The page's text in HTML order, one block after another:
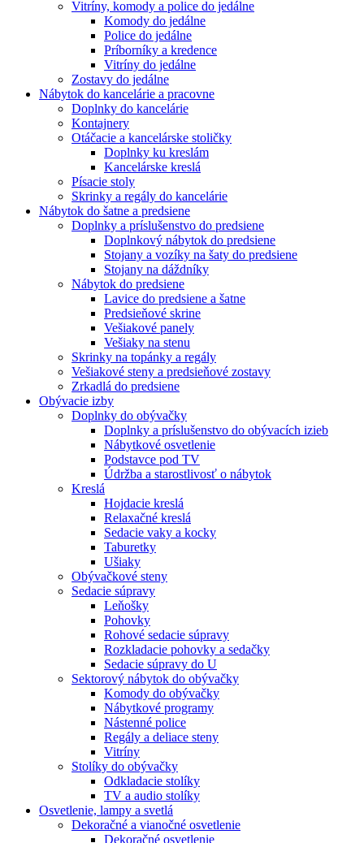
Vitríny, komody a police do jedálne
Komody do jedálne
Police do jedálne
Príborníky a kredence
Vitríny do jedálne
Zostavy do jedálne
Nábytok do kancelárie a pracovne
Doplnky do kancelárie
Kontajnery
Otáčacie a kancelárske stoličky
Doplnky ku kreslám
Kancelárske kreslá
Písacie stoly
Skrinky a regály do kancelárie
Nábytok do šatne a predsiene
Doplnky a príslušenstvo do predsiene
Doplnkový nábytok do predsiene
Stojany a vozíky na šaty do predsiene
Stojany na dáždníky
Nábytok do predsiene
Lavice do predsiene a šatne
Predsieňové skrine
Vešiakové panely
Vešiaky na stenu
Skrinky na topánky a regály
Vešiakové steny a predsieňové zostavy
Zrkadlá do predsiene
Obývacie izby
Doplnky do obývačky
Doplnky a príslušenstvo do obývacích izieb
Nábytkové osvetlenie
Podstavce pod TV
Údržba a starostlivosť o nábytok
Kreslá
Hojdacie kreslá
Relaxačné kreslá
Sedacie vaky a kocky
Taburetky
Ušiaky
Obývačkové steny
Sedacie súpravy
Leňošky
Pohovky
Rohové sedacie súpravy
Rozkladacie pohovky a sedačky
Sedacie súpravy do U
Sektorový nábytok do obývačky
Komody do obývačky
Nábytkové programy
Nástenné police
Regály a deliace steny
Vitríny
Stolíky do obývačky
Odkladacie stolíky
TV a audio stolíky
Osvetlenie, lampy a svetlá
Dekoračné a vianočné osvetlenie
Dekoračné osvetlenie